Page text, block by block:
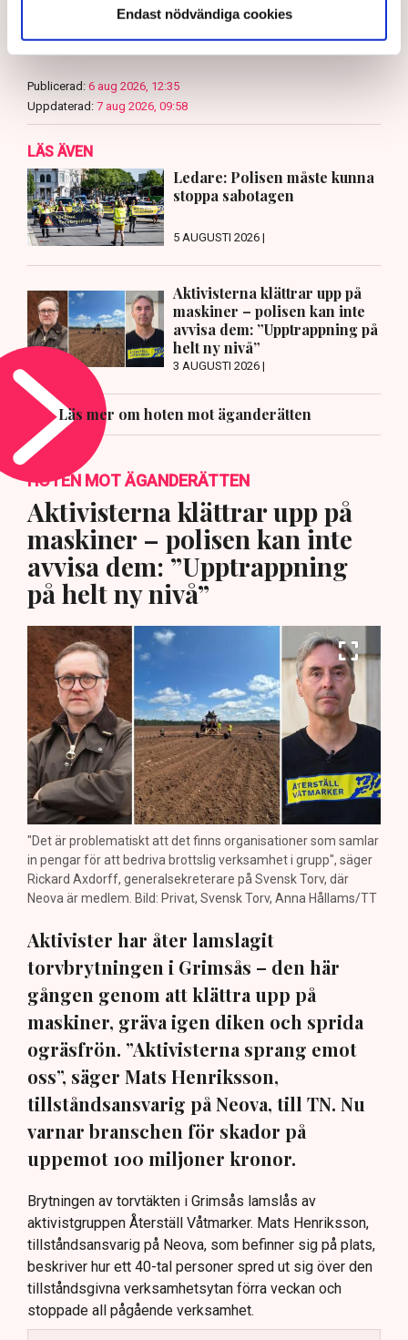
Endast nödvändiga cookies
Gabriel Cardona Cervantes
gabriel.cardona.cervantes@tn.se
Publicerad: 6 aug 2026, 12:35
Uppdaterad: 7 aug 2026, 09:58
LÄS ÄVEN
Ledare: Polisen måste kunna
stoppa sabotagen
5 AUGUSTI 2026 |
Aktivisterna klättrar upp på
maskiner – polisen kan inte
avvisa dem: ”Upptrappning på
helt ny nivå”
3 AUGUSTI 2026 |
Läs mer om hoten mot äganderätten
HOTEN MOT ÄGANDERÄTTEN
Aktivisterna klättrar upp på
maskiner – polisen kan inte
avvisa dem: ”Upptrappning
på helt ny nivå”
"Det är problematiskt att det finns organisationer som samlar
in pengar för att bedriva brottslig verksamhet i grupp", säger
Rickard Axdorff, generalsekreterare på Svensk Torv, där
Neova är medlem. Bild: Privat, Svensk Torv, Anna Hållams/TT
Aktivister har åter lamslagit
torvbrytningen i Grimsås – den här
gången genom att klättra upp på
maskiner, gräva igen diken och sprida
ogräsfrön. ”Aktivisterna sprang emot
oss”, säger Mats Henriksson,
tillståndsansvarig på Neova, till TN. Nu
varnar branschen för skador på
uppemot 100 miljoner kronor.
Brytningen av torvtäkten i Grimsås lamslås av
aktivistgruppen Återställ Våtmarker. Mats Henriksson,
tillståndsansvarig på Neova, som befinner sig på plats,
beskriver hur ett 40-tal personer spred ut sig över den
tillståndsgivna verksamhetsytan förra veckan och
stoppade all pågående verksamhet.